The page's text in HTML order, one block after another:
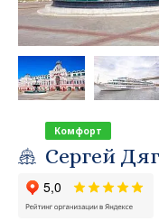
Комфорт
Сергей